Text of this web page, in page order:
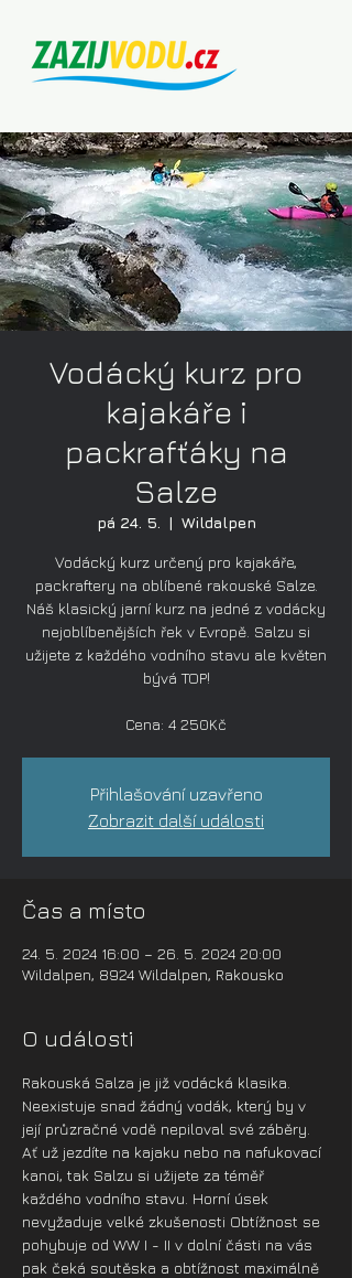
Vodácký kurz pro
kajakáře i
packrafťáky na
Salze
pá 24. 5.
  |
Wildalpen
Vodácký kurz určený pro kajakáře,
packraftery na oblíbené rakouské Salze.
Náš klasický jarní kurz na jedné z vodácky
nejoblíbenějších řek v Evropě. Salzu si
užijete z každého vodního stavu ale květen
bývá TOP!
Cena: 4 250Kč
Přihlašování uzavřeno
Zobrazit další události
Čas a místo
24. 5. 2024 16:00 – 26. 5. 2024 20:00
Wildalpen, 8924 Wildalpen, Rakousko
O události
Rakouská Salza je již vodácká klasika.
Neexistuje snad žádný vodák, který by v
její průzračné vodě nepiloval své záběry.
Ať už jezdíte na kajaku nebo na nafukovací
kanoi, tak Salzu si užijete za téměř
každého vodního stavu. Horní úsek
nevyžaduje velké zkušenosti Obtížnost se
pohybuje od WW I - II v dolní části na vás
pak čeká soutěska a obtížnost maximálně